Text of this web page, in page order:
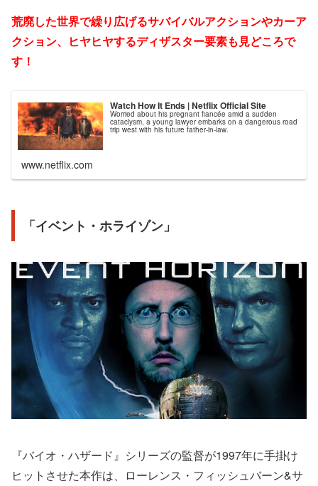
荒廃した世界で繰り広げるサバイバルアクションやカーア
クション、ヒヤヒヤするディザスター要素も見どころで
す！
Watch How It Ends | Netflix Official Site
Worried about his pregnant fiancée amid a sudden
cataclysm, a young lawyer embarks on a dangerous road
trip west with his future father-in-law.
www.netflix.com
「イベント・ホライゾン」
『バイオ・ハザード』シリーズの監督が1997年に手掛け
ヒットさせた本作は、ローレンス・フィッシュバーン&サ